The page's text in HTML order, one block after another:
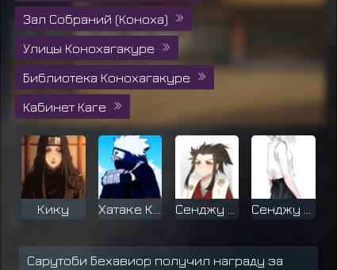
Зал Собраний (Коноха)
Улицы Конохагакуре
Библиотека Конохагакуре
Кабинет Каге
Кику
Сарутоби Бехавиор получил награду за